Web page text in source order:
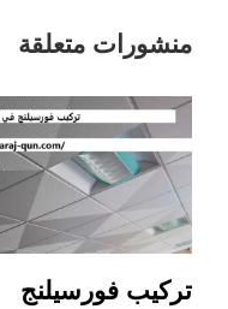
منشورات متعلقة
تركيب فورسيلنج